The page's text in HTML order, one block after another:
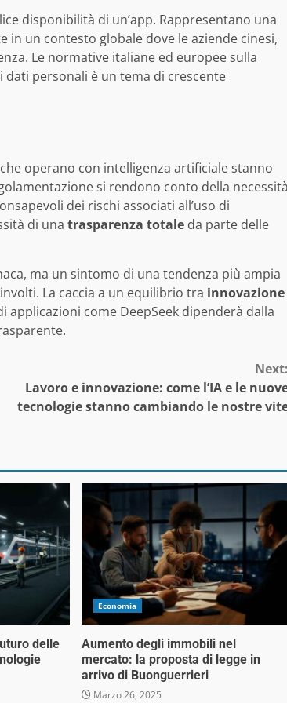
disponibilità di un’app. Rappresentano una
in un contesto globale dove le aziende cinesi,
Le normative italiane ed europee sulla
personali è un tema di crescente
operano con intelligenza artificiale stanno
si rendono conto della
dei rischi associati all’uso di
di una trasparenza totale da parte delle
ma un sintomo di una tendenza più ampia
La caccia a un equilibrio tra innovazione
applicazioni come DeepSeek dipenderà dalla
Lavoro e innovazione: come l’IA e le
tecnologie stanno cambiando le nostre
delle
Economia
Aumento degli immobili nel
mercato: la proposta di legge in
arrivo di Buonguerrieri
Marzo 26, 2025